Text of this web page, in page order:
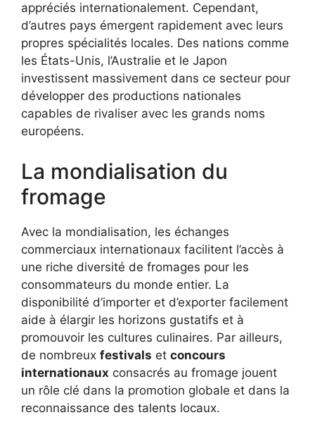
appréciés internationalement. Cependant,
d’autres pays émergent rapidement avec leurs
propres spécialités locales. Des nations comme
les États-Unis, l’Australie et le Japon
investissent massivement dans ce secteur pour
développer des productions nationales
capables de rivaliser avec les grands noms
européens.
La mondialisation du
fromage
Avec la mondialisation, les échanges
commerciaux internationaux facilitent l’accès à
une riche diversité de fromages pour les
consommateurs du monde entier. La
disponibilité d’importer et d’exporter facilement
aide à élargir les horizons gustatifs et à
promouvoir les cultures culinaires. Par ailleurs,
de nombreux festivals et concours
internationaux consacrés au fromage jouent
un rôle clé dans la promotion globale et dans la
reconnaissance des talents locaux.